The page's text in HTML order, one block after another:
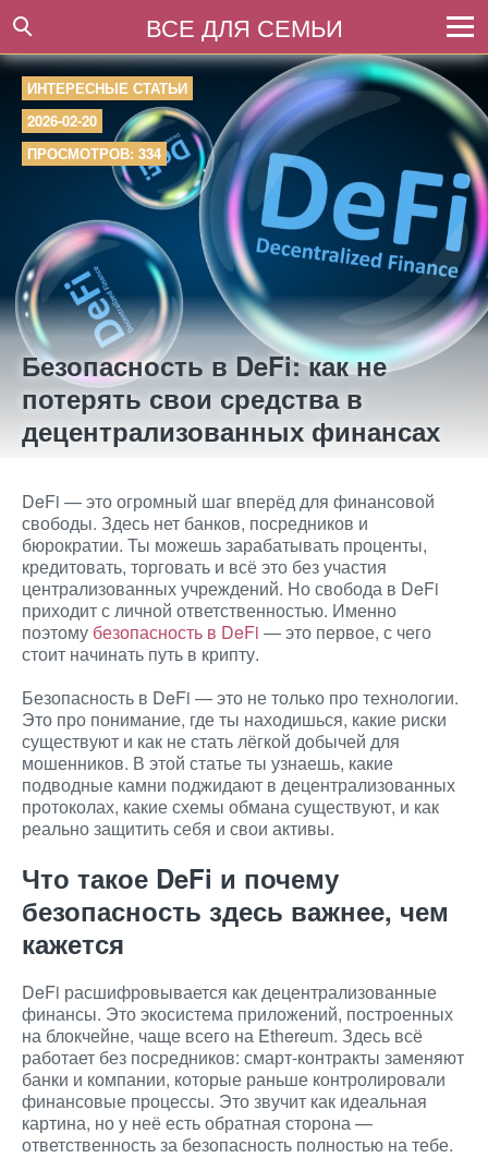
ВСЕ ДЛЯ СЕМЬИ
ИНТЕРЕСНЫЕ СТАТЬИ
2026-02-20
ПРОСМОТРОВ: 334
Безопасность в DeFi: как не
потерять свои средства в
децентрализованных финансах
DeFi — это огромный шаг вперёд для финансовой
свободы. Здесь нет банков, посредников и
бюрократии. Ты можешь зарабатывать проценты,
кредитовать, торговать и всё это без участия
централизованных учреждений. Но свобода в DeFi
приходит с личной ответственностью. Именно
поэтому безопасность в DeFi — это первое, с чего
стоит начинать путь в крипту.
Безопасность в DeFi — это не только про технологии.
Это про понимание, где ты находишься, какие риски
существуют и как не стать лёгкой добычей для
мошенников. В этой статье ты узнаешь, какие
подводные камни поджидают в децентрализованных
протоколах, какие схемы обмана существуют, и как
реально защитить себя и свои активы.
Что такое DeFi и почему
безопасность здесь важнее, чем
кажется
DeFi расшифровывается как децентрализованные
финансы. Это экосистема приложений, построенных
на блокчейне, чаще всего на Ethereum. Здесь всё
работает без посредников: смарт-контракты заменяют
банки и компании, которые раньше контролировали
финансовые процессы. Это звучит как идеальная
картина, но у неё есть обратная сторона —
ответственность за безопасность полностью на тебе.